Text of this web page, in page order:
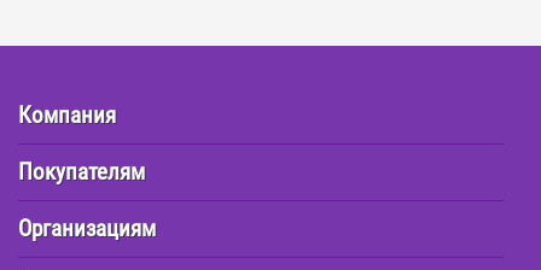
Компания
Покупателям
Организациям